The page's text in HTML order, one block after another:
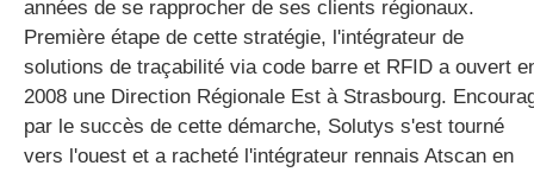
années de se rapprocher de ses clients régionaux.
Première étape de cette stratégie, l'intégrateur de
solutions de traçabilité via code barre et RFID a ouvert
2008 une Direction Régionale Est à Strasbourg.
par le succès de cette démarche, Solutys s'est tourné
vers l'ouest et a racheté l'intégrateur rennais Atscan en